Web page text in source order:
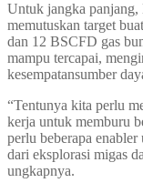
Untuk jangka panjang,
memutuskan target
dan 12 BSCFD gas
mampu tercapai,
kesempatansumber
“Tentunya kita perlu
kerja untuk memburu
perlu beberapa
dari eksplorasi migas
ungkapnya.